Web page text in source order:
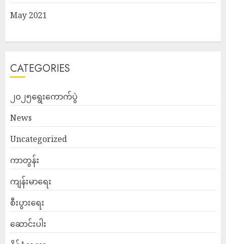
May 2021
CATEGORIES
၂၀၂၅ရွေးကောက်ပွဲ
News
Uncategorized
ကာတွန်း
ကျန်းမာရေး
စီးပွားရေး
ဆောင်းပါး